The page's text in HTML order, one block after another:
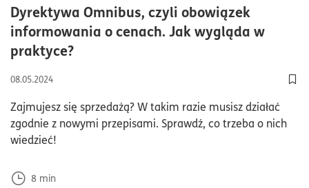
Dyrektywa Omnibus, czyli obowiązek
informowania o cenach. Jak wygląda w
praktyce?czas czytania8minuty
08.05.2024
Zajmujesz się sprzedażą? W takim razie musisz działać
zgodnie z nowymi przepisami. Sprawdź, co trzeba o nich
wiedzieć!
8 min